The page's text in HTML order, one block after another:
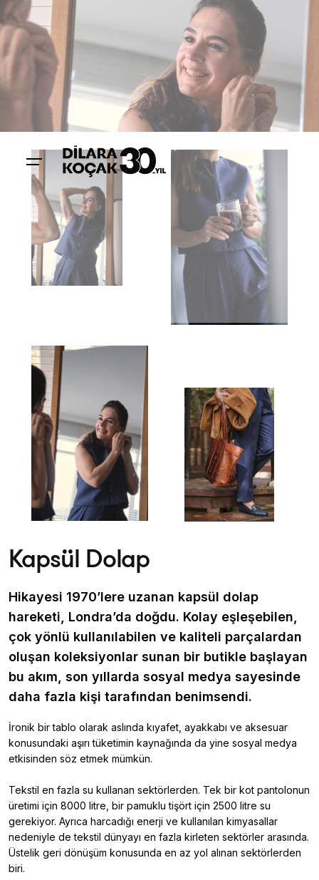
Kapsül Dolap
Hikayesi 1970’lere uzanan kapsül dolap
hareketi, Londra’da doğdu. Kolay eşleşebilen,
çok yönlü kullanılabilen ve kaliteli parçalardan
oluşan koleksiyonlar sunan bir butikle başlayan
bu akım, son yıllarda sosyal medya sayesinde
daha fazla kişi tarafından benimsendi.
İronik bir tablo olarak aslında kıyafet, ayakkabı ve aksesuar
konusundaki aşırı tüketimin kaynağında da yine sosyal medya
etkisinden söz etmek mümkün.
Tekstil en fazla su kullanan sektörlerden. Tek bir kot pantolonun
üretimi için 8000 litre, bir pamuklu tişört için 2500 litre su
gerekiyor. Ayrıca harcadığı enerji ve kullanılan kimyasallar
nedeniyle de tekstil dünyayı en fazla kirleten sektörler arasında.
Üstelik geri dönüşüm konusunda en az yol alınan sektörlerden
biri.